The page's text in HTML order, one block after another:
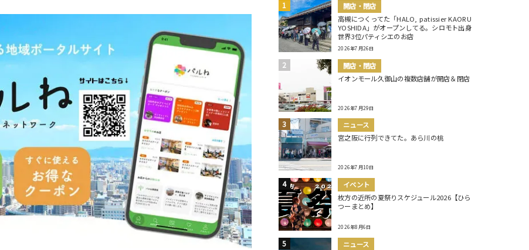
開店・閉店
高槻につくってた「HALO, patissier KAORU
YOSHIDA」がオープンしてる。シロモト出身
世界3位パティシエのお店
2026年7月26日
開店・閉店
イオンモール久御山の複数店舗が開店＆閉店
2026年7月29日
ニュース
宮之阪に行列できてた。あら川の桃
2026年7月10日
イベント
枚方の近所の夏祭りスケジュール2026【ひら
つーまとめ】
2026年8月6日
ニュース